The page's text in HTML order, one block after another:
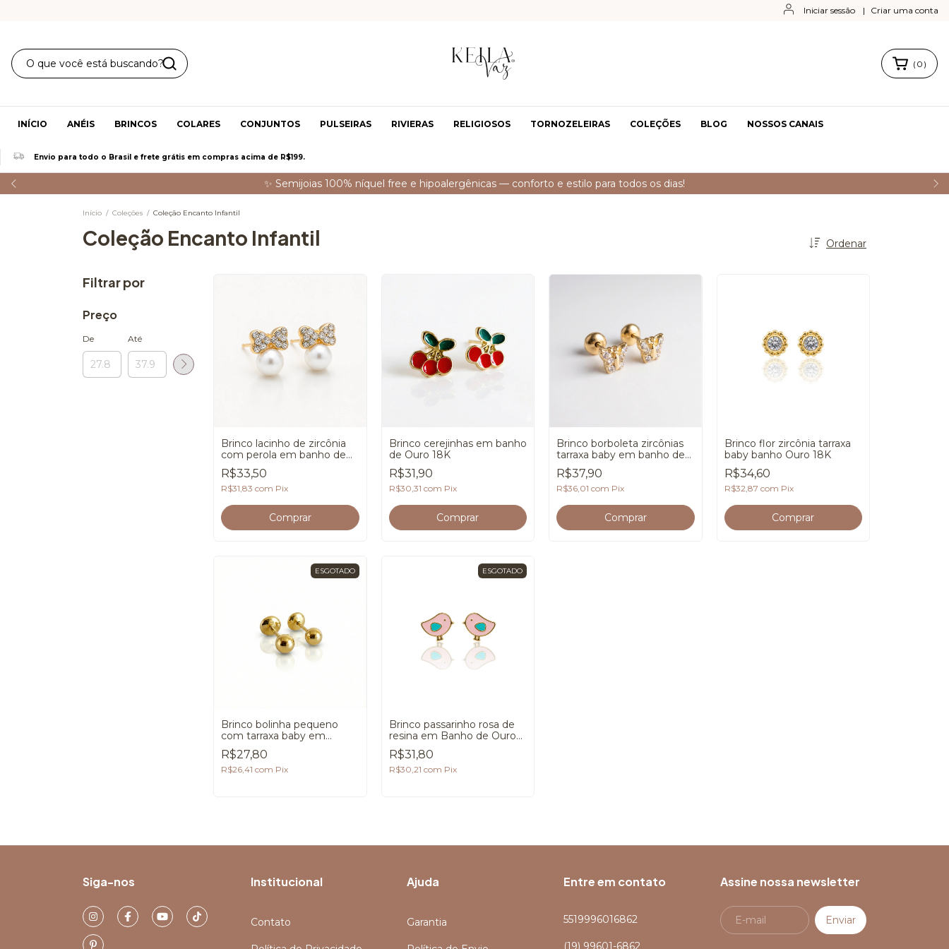
Iniciar sessão | Criar uma conta
✨ Semijoias 100% níquel free e hipoalergênicas — conforto e estilo para todos os dias!
( 0 )
INÍCIO ANÉIS BRINCOS COLARES CONJUNTOS PULSEIRAS RIVIERAS RELIGIOSOS TORNOZELEIRAS COLEÇÕES BLOG NOSSOS CANAIS
Envio para todo o Brasil e frete grátis em compras acima de R$199.
Início / Coleções / Coleção Encanto Infantil
Coleção Encanto Infantil Ordenar
Filtrar por
Preço
De Até
Brinco lacinho de zircônia
com perola em banho de
Ouro 18K
R$33,50
R$31,83 com Pix
Brinco cerejinhas em banho
de Ouro 18K
R$31,90
R$30,31 com Pix
Brinco borboleta zircônias
tarraxa baby em banho de
Ouro 18K
R$37,90
R$36,01 com Pix
Brinco flor zircônia tarraxa
baby banho Ouro 18K
R$34,60
R$32,87 com Pix
ESGOTADO
Brinco bolinha pequeno
com tarraxa baby em
banho de Ouro 18K
R$27,80
R$26,41 com Pix
ESGOTADO
Brinco passarinho rosa de
resina em Banho de Ouro
18K
R$31,80
R$30,21 com Pix
Siga-nos Institucional
Contato
Ajuda
Garantia
Entre em contato
5519996016862
(19) 99601-6862
Assine nossa newsletter